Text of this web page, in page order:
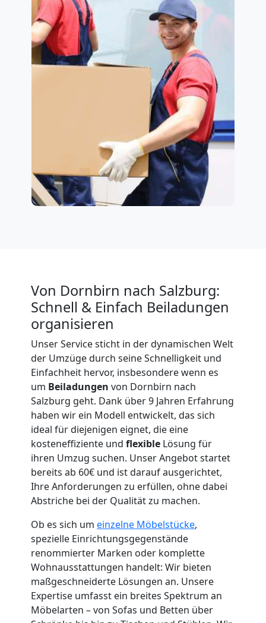
Von Dornbirn nach Salzburg:
Schnell & Einfach Beiladungen
organisieren
Unser Service sticht in der dynamischen Welt
der Umzüge durch seine Schnelligkeit und
Einfachheit hervor, insbesondere wenn es
um Beiladungen von Dornbirn nach
Salzburg geht. Dank über 9 Jahren Erfahrung
haben wir ein Modell entwickelt, das sich
ideal für diejenigen eignet, die eine
kosteneffiziente und flexible Lösung für
ihren Umzug suchen. Unser Angebot startet
bereits ab 60€ und ist darauf ausgerichtet,
Ihre Anforderungen zu erfüllen, ohne dabei
Abstriche bei der Qualität zu machen.
Ob es sich um einzelne Möbelstücke,
spezielle Einrichtungsgegenstände
renommierter Marken oder komplette
Wohnausstattungen handelt: Wir bieten
maßgeschneiderte Lösungen an. Unsere
Expertise umfasst ein breites Spektrum an
Möbelarten – von Sofas und Betten über
Umzugshelfer
Dornbirn
Möbeltaxi
Dornbirn
Kleintransport
Dornbirn